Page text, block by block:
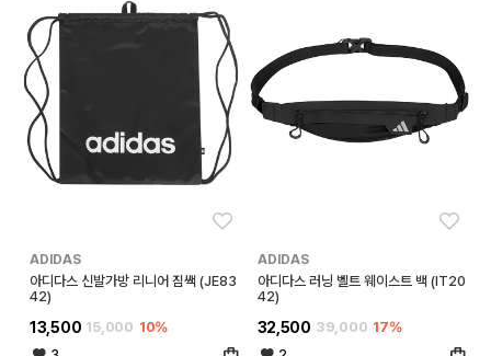
ADIDAS
아디다스 신발가방 리니어 짐쌕 (JE83
42)
13,500 15,000 10%
ADIDAS
아디다스 러닝 벨트 웨이스트 백 (IT20
42)
32,500 39,000 17%